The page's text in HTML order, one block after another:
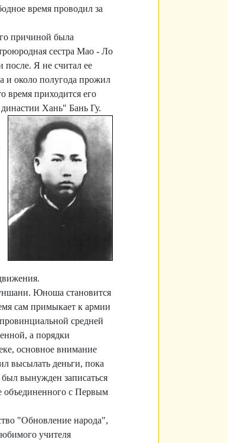
время проводил за
причиной была
сестра Мао - Ло
Я не считал ее
и около полугода прожил
время приходится его
Хань" Бань Гу.
Юноша становится
сам примыкает к армии
средней
а порядки
основное внимание
высылать деньги, пока
вынужден записаться
объединенного с Первым
"Обновление народа",
учителя